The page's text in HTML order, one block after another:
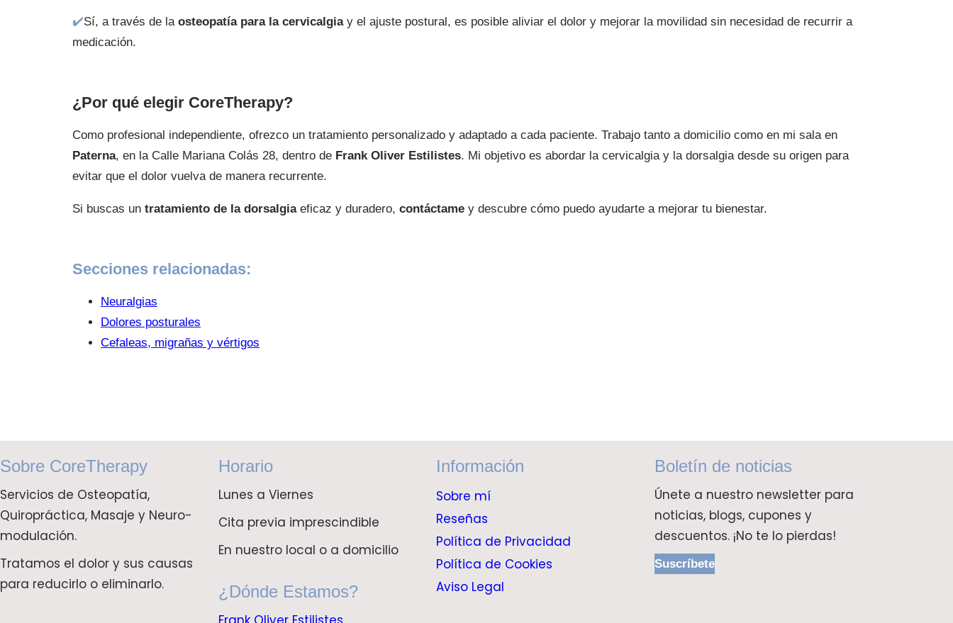
✔️Sí, a través de la osteopatía para la cervicalgiay el ajuste postural, es posible aliviar el dolor y mejorar la movilidad sin necesidad de recurrir a
medicación.
¿Por qué elegir CoreTherapy?
Como profesional independiente, ofrezco un tratamiento personalizado y adaptado a cada paciente. Trabajo tanto a domicilio como en mi sala en
Paterna, en la Calle Mariana Colás 28, dentro de Frank Oliver Estilistes. Mi objetivo es abordar la cervicalgia y la dorsalgia desde su origen para
evitar que el dolor vuelva de manera recurrente.
Si buscas un tratamiento de la dorsalgiaeficaz y duradero, contáctame y descubre cómo puedo ayudarte a mejorar tu bienestar.
Secciones relacionadas:
Neuralgias
Dolores posturales
Cefaleas, migrañas y vértigos
Sobre CoreTherapy
Servicios de Osteopatía,
Quiropráctica, Masaje y Neuro-
modulación.
Tratamos el dolor y sus causas
para reducirlo o eliminarlo.
Horario
Lunes a Viernes
Cita previa imprescindible
En nuestro local o a domicilio
¿Dónde Estamos?
Información
Sobre mí
Reseñas
Política de Privacidad
Política de Cookies
Aviso Legal
Boletín de noticias
Únete a nuestro newsletter para
noticias, blogs, cupones y
descuentos. ¡No te lo pierdas!
Suscríbete